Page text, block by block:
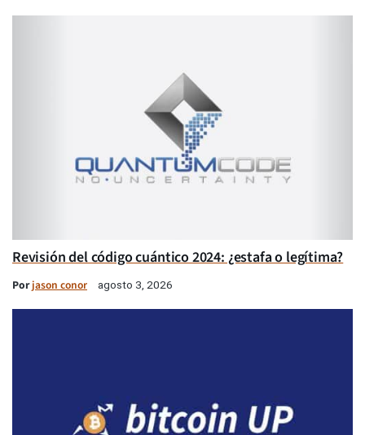
Revisión del código cuántico 2024: ¿estafa o legítima?
Porjason conor agosto 3, 2026